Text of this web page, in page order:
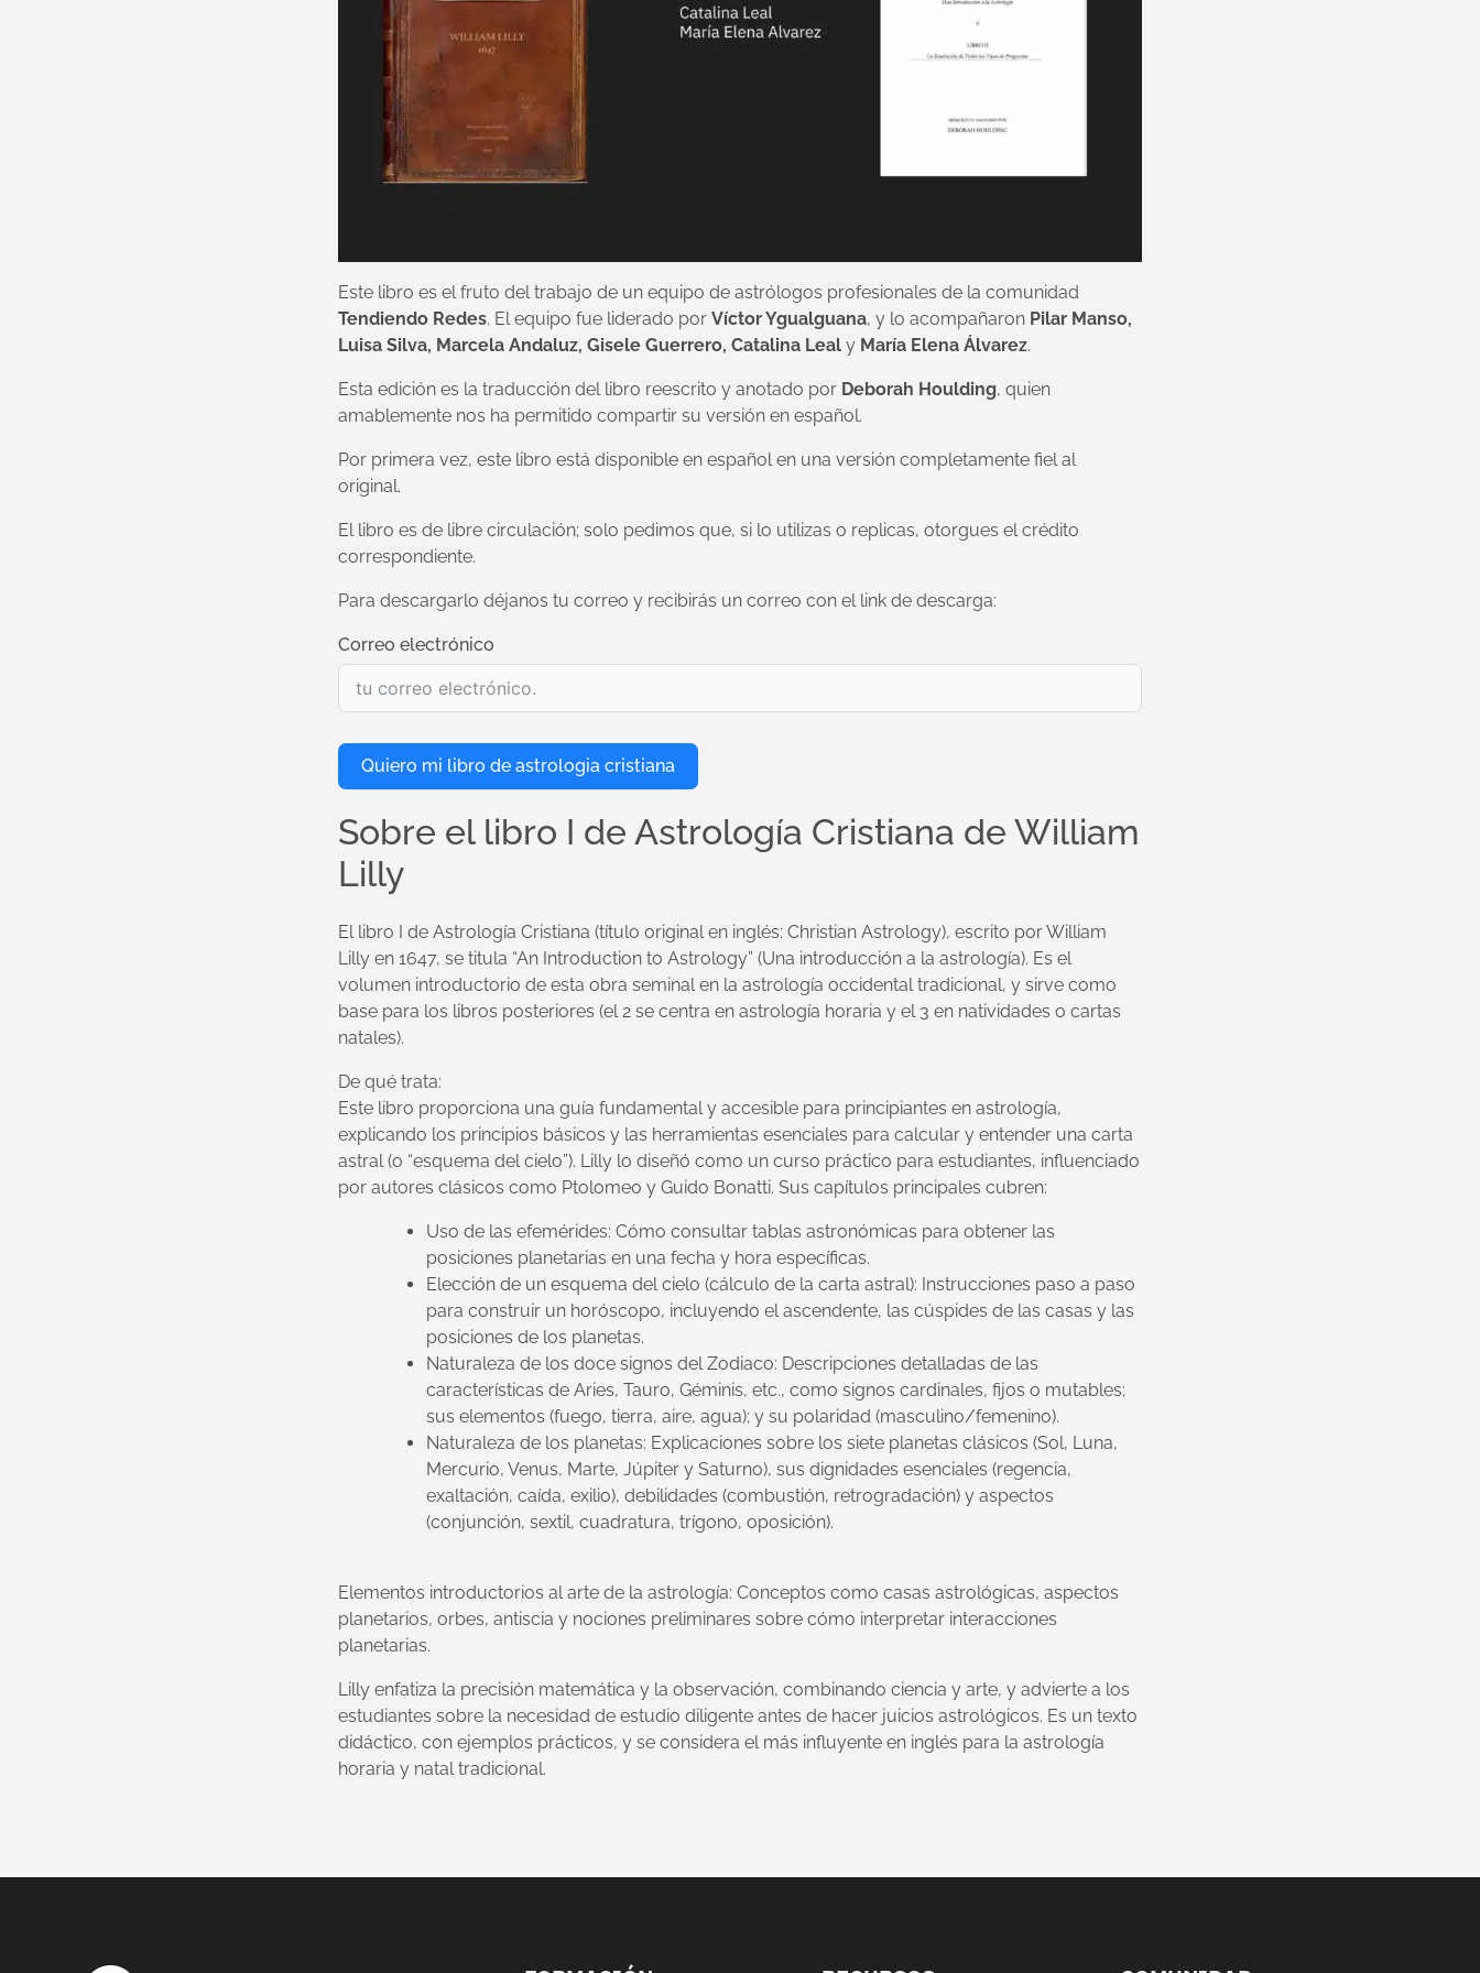
Este libro es el fruto del trabajo de un equipo de astrólogos profesionales de la comunidad
Tendiendo Redes. El equipo fue liderado por Víctor Ygualguana, y lo acompañaron Pilar Manso,
Luisa Silva, Marcela Andaluz, Gisele Guerrero, Catalina Leal y María Elena Álvarez.
Esta edición es la traducción del libro reescrito y anotado por Deborah Houlding, quien
amablemente nos ha permitido compartir su versión en español.
Por primera vez, este libro está disponible en español en una versión completamente fiel al
original.
El libro es de libre circulación; solo pedimos que, si lo utilizas o replicas, otorgues el crédito
correspondiente.
Para descargarlo déjanos tu correo y recibirás un correo con el link de descarga:
Correo electrónico
Quiero mi libro de astrologia cristiana
Sobre el libro I de Astrología Cristiana de William
Lilly
El libro I de Astrología Cristiana (título original en inglés: Christian Astrology), escrito por William
Lilly en 1647, se titula “An Introduction to Astrology” (Una introducción a la astrología). Es el
volumen introductorio de esta obra seminal en la astrología occidental tradicional, y sirve como
base para los libros posteriores (el 2 se centra en astrología horaria y el 3 en natividades o cartas
natales).
De qué trata:
Este libro proporciona una guía fundamental y accesible para principiantes en astrología,
explicando los principios básicos y las herramientas esenciales para calcular y entender una carta
astral (o “esquema del cielo”). Lilly lo diseñó como un curso práctico para estudiantes, influenciado
por autores clásicos como Ptolomeo y Guido Bonatti. Sus capítulos principales cubren:
Uso de las efemérides: Cómo consultar tablas astronómicas para obtener las
posiciones planetarias en una fecha y hora específicas.
Elección de un esquema del cielo (cálculo de la carta astral): Instrucciones paso a paso
para construir un horóscopo, incluyendo el ascendente, las cúspides de las casas y las
posiciones de los planetas.
Naturaleza de los doce signos del Zodiaco: Descripciones detalladas de las
características de Aries, Tauro, Géminis, etc., como signos cardinales, fijos o mutables;
sus elementos (fuego, tierra, aire, agua); y su polaridad (masculino/femenino).
Naturaleza de los planetas: Explicaciones sobre los siete planetas clásicos (Sol, Luna,
Mercurio, Venus, Marte, Júpiter y Saturno), sus dignidades esenciales (regencia,
exaltación, caída, exilio), debilidades (combustión, retrogradación) y aspectos
(conjunción, sextil, cuadratura, trígono, oposición).
Elementos introductorios al arte de la astrología: Conceptos como casas astrológicas, aspectos
planetarios, orbes, antiscia y nociones preliminares sobre cómo interpretar interacciones
planetarias.
Lilly enfatiza la precisión matemática y la observación, combinando ciencia y arte, y advierte a los
estudiantes sobre la necesidad de estudio diligente antes de hacer juicios astrológicos. Es un texto
didáctico, con ejemplos prácticos, y se considera el más influyente en inglés para la astrología
horaria y natal tradicional.